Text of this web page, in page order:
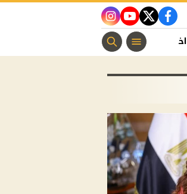
facebook
twitter
youtube
instagram
اخبار الفن منوعات مسيحية